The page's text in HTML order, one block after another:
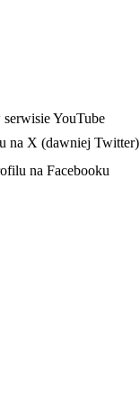
serwisie YouTube
na X (dawniej Twitter)
na Facebooku